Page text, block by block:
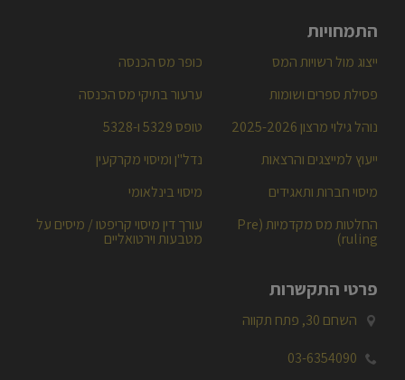
התמחויות
ייצוג מול רשויות המס
כופר מס הכנסה
פסילת ספרים ושומות
ערעור בתיקי מס הכנסה
נוהל גילוי מרצון 2025-2026
טופס 5329 ו-5328
ייעוץ למייצגים והרצאות
נדל"ן ומיסוי מקרקעין
מיסוי חברות ותאגידים
מיסוי בינלאומי
החלטות מס מקדמיות (Pre
ruling)
עורך דין מיסוי קריפטו / מיסים על
מטבעות וירטואליים
פרטי התקשרות
 השחם 30, פתח תקווה

03-6354090